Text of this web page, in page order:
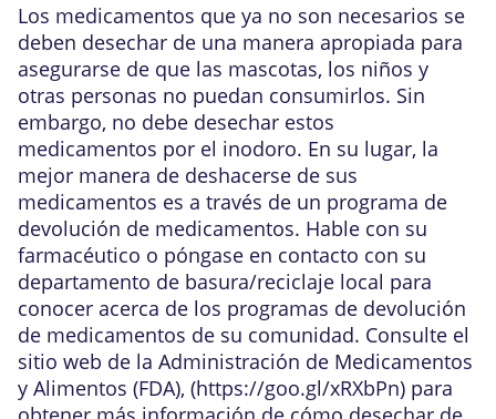
Los medicamentos que ya no son necesarios se
deben desechar de una manera apropiada para
asegurarse de que las mascotas, los niños y
otras personas no puedan consumirlos. Sin
embargo, no debe desechar estos
medicamentos por el inodoro. En su lugar, la
mejor manera de deshacerse de sus
medicamentos es a través de un programa de
devolución de medicamentos. Hable con su
farmacéutico o póngase en contacto con su
departamento de basura/reciclaje local para
conocer acerca de los programas de devolución
de medicamentos de su comunidad. Consulte el
sitio web de la Administración de Medicamentos
y Alimentos (FDA), (https://goo.gl/xRXbPn) para